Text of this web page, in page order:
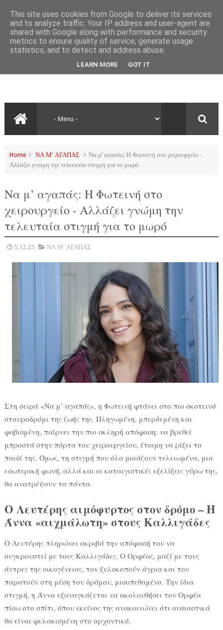
Home ΝΑ Μ' ΑΓΑΠΑΣ
Να μ’ αγαπάς: Η Φωτεινή στο χειρουργείο -
Αλλάζει γνώμη την τελευταία στιγμή για το μωρό
Να μ’ αγαπάς: Η Φωτεινή στο
χειρουργείο - Αλλάζει γνώμη την
τελευταία στιγμή για το μωρό
5.12.25 ΝΑ Μ' ΑΓΑΠΑΣ
Στη σειρά «Να μ’ αγαπάς», η Φωτεινή φτάνει στο πιο σκοτεινό
σταυροδρόμι της ζωής της. Πληγωμένη, μπερδεμένη και
φοβισμένη, παίρνει την πιο σκληρή απόφαση: να βρεθεί
μπροστά στην πόρτα του χειρουργείου, έτοιμη να ρίξει το
παιδί της. Όμως, τη στιγμή που όλα μοιάζουν τελειωμένα, μια
εσωτερική φωνή, αλλά και οι καταιγιστικές εξελίξεις γύρω της,
θα ανατρέψουν τα πάντα.
Ο Λευτέρης αιμόφυρτος στον δρόμο – Η
Άννα «αιχμάλωτη» στους Καλλιγάδες
Ο Λευτέρης πληρώνει ακριβά την απόφασή του να
συγκρουστεί με τους Καλλιγάδες. Ο Ορφέας, μαζί με τους
άντρες της οικογένειας, τον ξυλοκοπούν άγρια και τον
παρατούν στη μέση του δρόμου, μισοπεθαμένο. Την ίδια
στιγμή, η Άννα εξαναγκάζεται να ακολουθήσει τον Ορφέα
πίσω στο σπίτι, όπου εκείνος της ανακοινώνει ότι ουσιαστικά
θα είναι φυλακισμένη στο αρχοντικό.
This site uses cookies from Google to deliver its services
and to analyze traffic. Your IP address and user-agent are
shared with Google along with performance and security
metrics to ensure quality of service, generate usage
statistics, and to detect and address abuse.
LEARN MORE GOT IT